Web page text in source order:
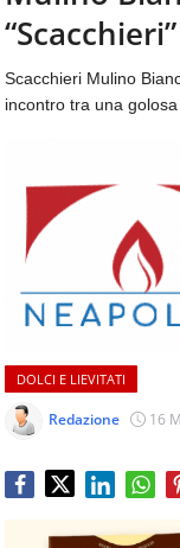
aggiornamenti
quotidiani
temi
come
food
&
beverage,
catering
e
articoli
sul
mondo
dell'alimentazione,
dei
fuoricasa,
Food
CONTATTI
“Scacchieri”
Scacchieri Mulino
incontro tra una
DOLCI E LIEVITATI
Redazione 16